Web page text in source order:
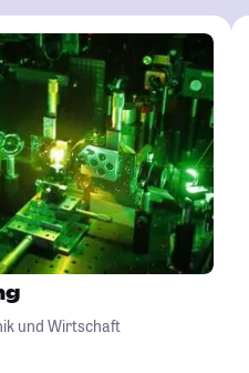
und Wirtschaft